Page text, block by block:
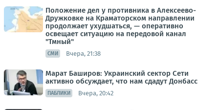
Положение дел у противника в Алексеево-
Дружковке на Краматорском направлении
продолжает ухудшаться, — оперативно
освещает ситуацию на передовой канал
"Тмный"
СМИ Вчера, 21:38
Марат Баширов: Украинский сектор Сети
активно обсуждает, что нам сдадут Донбасс
ПАБЛИКИ Вчера, 20:42